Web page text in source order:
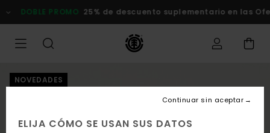
la
DOBLE PROMO 25% de descuento suplementario en las Ofertas
NOVEDADES
ELIJA CÓMO SE USAN SUS DATOS
Continuar sin aceptar